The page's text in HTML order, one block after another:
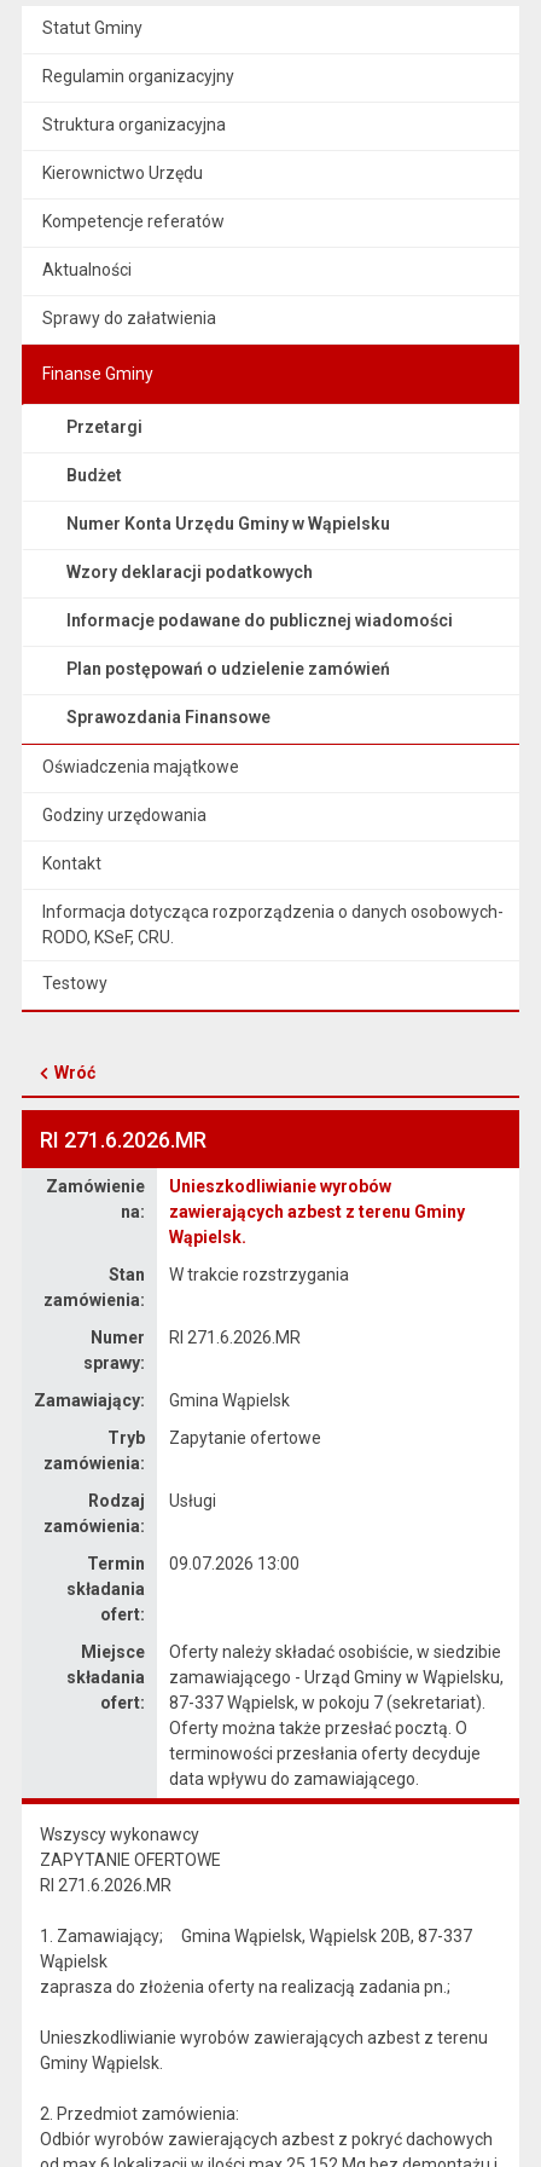
Statut Gminy
Regulamin organizacyjny
Struktura organizacyjna
Kierownictwo Urzędu
Kompetencje referatów
Aktualności
Sprawy do załatwienia
Finanse Gminy
Przetargi
Budżet
Numer Konta Urzędu Gminy w Wąpielsku
Wzory deklaracji podatkowych
Informacje podawane do publicznej wiadomości
Plan postępowań o udzielenie zamówień
Sprawozdania Finansowe
Oświadczenia majątkowe
Godziny urzędowania
Kontakt
Informacja dotycząca rozporządzenia o danych osobowych-
RODO, KSeF, CRU.
Testowy
Wróć
RI 271.6.2026.MR
Zamówienie
na:
Unieszkodliwianie wyrobów
zawierających azbest z terenu Gminy
Wąpielsk.
Stan
zamówienia:
W trakcie rozstrzygania
Numer
sprawy:
RI 271.6.2026.MR
Zamawiający:
Gmina Wąpielsk
Tryb
zamówienia:
Zapytanie ofertowe
Rodzaj
zamówienia:
Usługi
Termin
składania
ofert:
09.07.2026 13:00
Miejsce
składania
ofert:
Oferty należy składać osobiście, w siedzibie
zamawiającego - Urząd Gminy w Wąpielsku,
87-337 Wąpielsk, w pokoju 7 (sekretariat).
Oferty można także przesłać pocztą. O
terminowości przesłania oferty decyduje
data wpływu do zamawiającego.
Wszyscy wykonawcy
ZAPYTANIE OFERTOWE
RI 271.6.2026.MR
1. Zamawiający; Gmina Wąpielsk, Wąpielsk 20B, 87-337
Wąpielsk
zaprasza do złożenia oferty na realizacją zadania pn.;
Unieszkodliwianie wyrobów zawierających azbest z terenu
Gminy Wąpielsk.
2. Przedmiot zamówienia:
Odbiór wyrobów zawierających azbest z pokryć dachowych